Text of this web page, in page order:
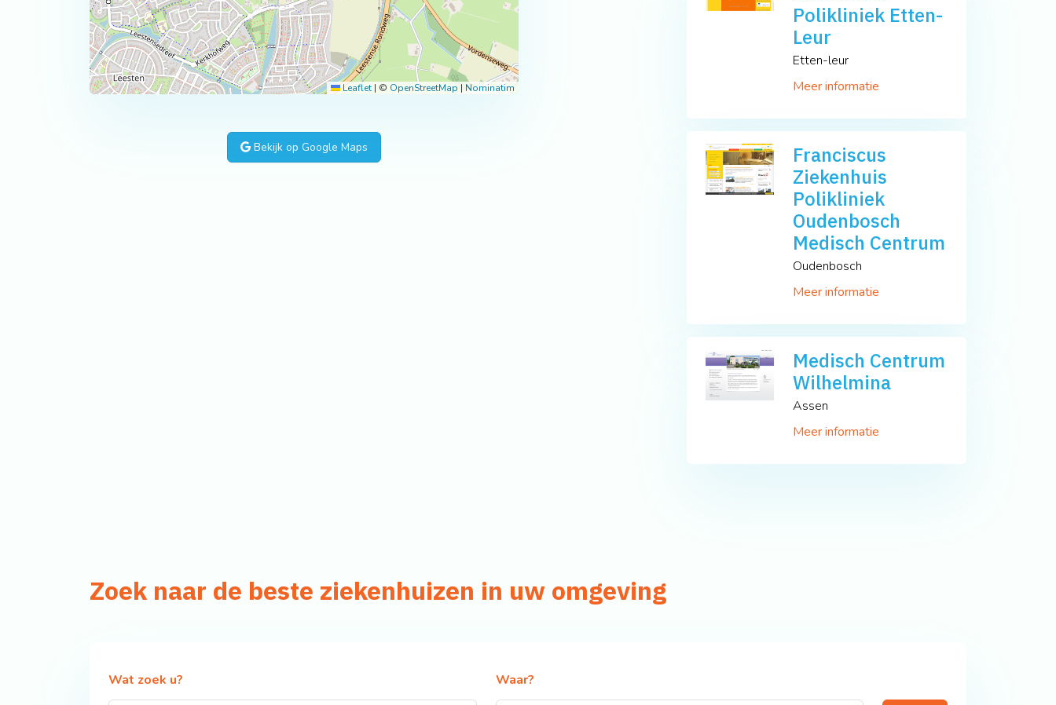
Leaflet | © OpenStreetMap | Nominatim
Bekijk op Google Maps
Polikliniek Etten-
Leur
Etten-leur
Meer informatie
Franciscus
Ziekenhuis
Polikliniek
Oudenbosch
Medisch Centrum
Oudenbosch
Meer informatie
Medisch Centrum
Wilhelmina
Assen
Meer informatie
Zoek naar de beste ziekenhuizen in uw omgeving
Wat zoek u? Waar?